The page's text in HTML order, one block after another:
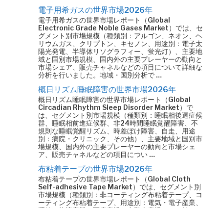
電子用希ガスの世界市場2026年
電子用希ガスの世界市場レポート（Global
Electronic Grade Noble Gases Market）では、セ
グメント別市場規模（種類別：アルゴン、ネオン、ヘ
リウムガス、クリプトン、キセノン、用途別：電子太
陽光発電、半導体リソグラフィー、蛍光灯）、主要地
域と国別市場規模、国内外の主要プレーヤーの動向と
市場シェア、販売チャネルなどの項目について詳細な
分析を行いました。地域・国別分析で …
概日リズム睡眠障害の世界市場2026年
概日リズム睡眠障害の世界市場レポート（Global
Circadian Rhythm Sleep Disorder Market）で
は、セグメント別市場規模（種類別：睡眠相後退症候
群、睡眠相前進症候群、非24時間睡眠覚醒障害、不
規則な睡眠覚醒リズム、時差ぼけ障害、自走、用途
別：病院・クリニック、その他）、主要地域と国別市
場規模、国内外の主要プレーヤーの動向と市場シェ
ア、販売チャネルなどの項目につい …
布粘着テープの世界市場2026年
布粘着テープの世界市場レポート（Global Cloth
Self-adhesive Tape Market）では、セグメント別
市場規模（種類別：非コーティング布粘着テープ、コ
ーティング布粘着テープ、用途別：電気・電子産業、